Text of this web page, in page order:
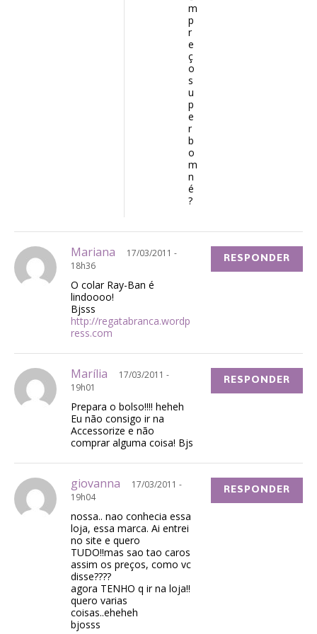
m
p
r
e
ç
o
s
u
p
e
r
b
o
m
n
é
?
Mariana
17/03/2011 -
18h36
O colar Ray-Ban é
lindoooo!
Bjsss
http://regatabranca.wordp
ress.com
RESPONDER
Marília
17/03/2011 -
19h01
Prepara o bolso!!!! heheh
Eu não consigo ir na
Accessorize e não
comprar alguma coisa! Bjs
RESPONDER
giovanna
17/03/2011 -
19h04
nossa.. nao conhecia essa
loja, essa marca. Ai entrei
no site e quero
TUDO!!mas sao tao caros
assim os preços, como vc
disse????
agora TENHO q ir na loja!!
quero varias
coisas..eheheh
bjosss
RESPONDER